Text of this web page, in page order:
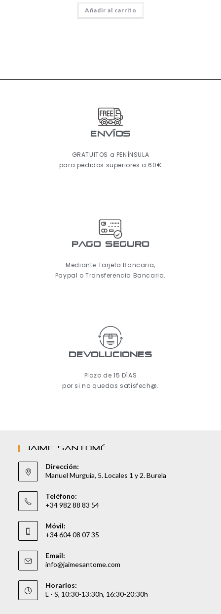
Añadir al carrito
ENVÍOS
GRATUITOS a PENÍNSULA
para pedidos superiores a 60€
pago seguro
Mediante Tarjeta Bancaria,
Paypal o Transferencia Bancaria.
Devoluciones
Plazo de 15 DÍAS
por si no quedas satisfech@.
JAIME SANTOMÉ
Dirección:
Manuel Murguía, 5. Locales 1 y 2. Burela
Teléfono:
+34 982 88 83 54
Móvil:
+34 604 08 07 35
Email:
info@jaimesantome.com
Horarios:
L - S, 10:30-13:30h, 16:30-20:30h